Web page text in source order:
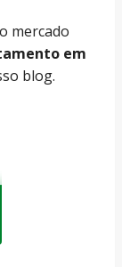
mercado
em
blog.